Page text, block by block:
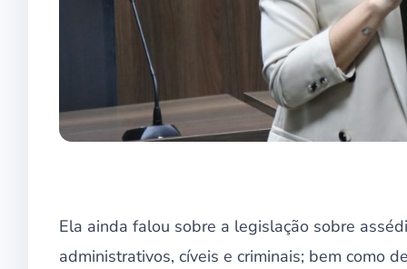
Ela ainda falou sobre a legislação sobre
administrativos, cíveis e criminais; bem como